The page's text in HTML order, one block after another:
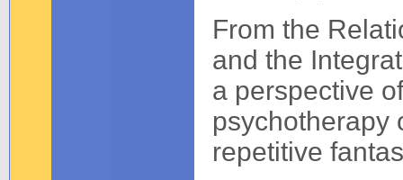
From the
and the
a perspective
psychotherapy
repetitive